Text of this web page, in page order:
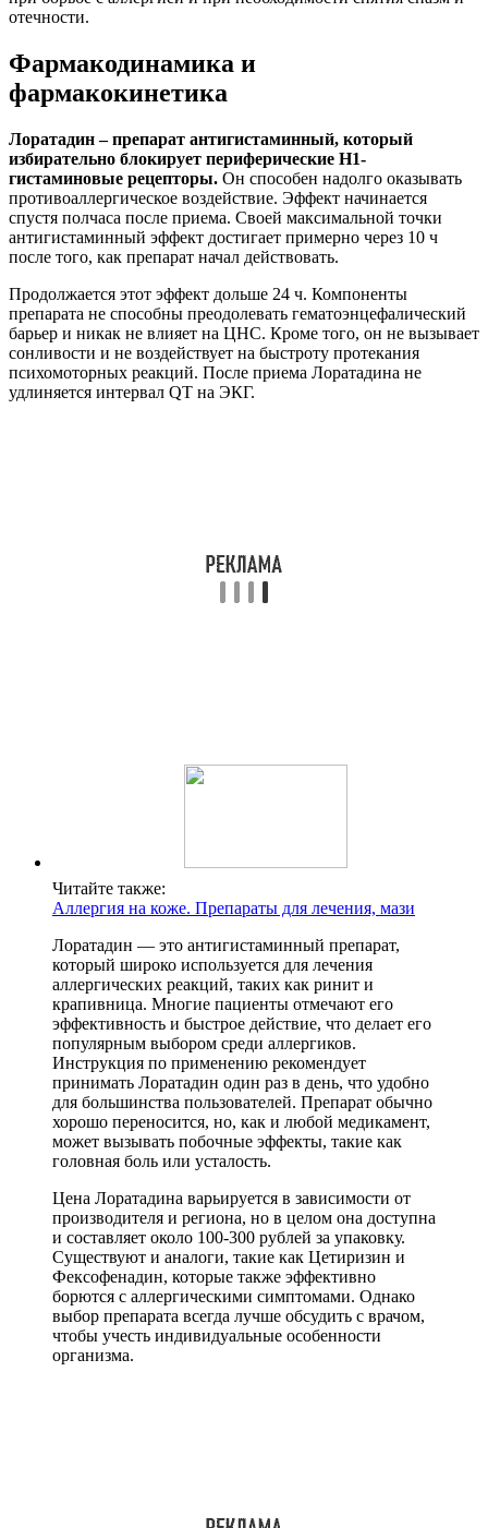
отечности.
Фармакодинамика и
фармакокинетика
Лоратадин – препарат антигистаминный, который
избирательно блокирует периферические H1-
гистаминовые рецепторы. Он способен надолго оказывать
противоаллергическое воздействие. Эффект начинается
спустя полчаса после приема. Своей максимальной точки
антигистаминный эффект достигает примерно через 10 ч
после того, как препарат начал действовать.
Продолжается этот эффект дольше 24 ч. Компоненты
препарата не способны преодолевать гематоэнцефалический
барьер и никак не влияет на ЦНС. Кроме того, он не вызывает
сонливости и не воздействует на быстроту протекания
психомоторных реакций. После приема Лоратадина не
удлиняется интервал QT на ЭКГ.
Читайте также:
Аллергия на коже. Препараты для лечения, мази
Лоратадин — это антигистаминный препарат,
который широко используется для лечения
аллергических реакций, таких как ринит и
крапивница. Многие пациенты отмечают его
эффективность и быстрое действие, что делает его
популярным выбором среди аллергиков.
Инструкция по применению рекомендует
принимать Лоратадин один раз в день, что удобно
для большинства пользователей. Препарат обычно
хорошо переносится, но, как и любой медикамент,
может вызывать побочные эффекты, такие как
головная боль или усталость.
Цена Лоратадина варьируется в зависимости от
производителя и региона, но в целом она доступна
и составляет около 100-300 рублей за упаковку.
Существуют и аналоги, такие как Цетиризин и
Фексофенадин, которые также эффективно
борются с аллергическими симптомами. Однако
выбор препарата всегда лучше обсудить с врачом,
чтобы учесть индивидуальные особенности
организма.